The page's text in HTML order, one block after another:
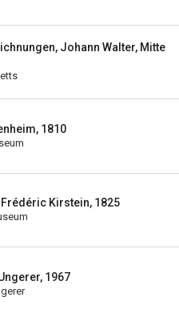
Johann Walter, Mitte
1810
Kirstein, 1825
1967